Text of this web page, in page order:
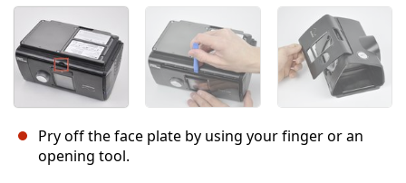
Pry off the face plate by using your finger or an
opening tool.